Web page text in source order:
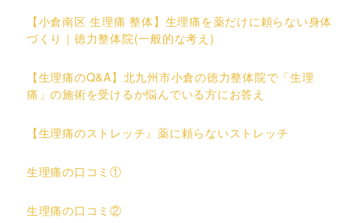
【小倉南区 生理痛 整体】生理痛を薬だけに頼らない身体
づくり｜徳力整体院(一般的な考え)
【生理痛のQ&A】北九州市小倉の徳力整体院で「生理
痛」の施術を受けるか悩んでいる方にお答え
【生理痛のストレッチ』薬に頼らないストレッチ
生理痛の口コミ①
生理痛の口コミ②